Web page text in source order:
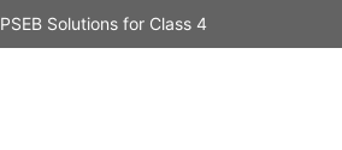
PSEB Solutions for Class 4